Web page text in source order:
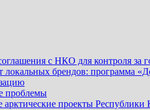
с НКО для контроля за
локальных брендов: программа
проблемы
арктические проекты Республики